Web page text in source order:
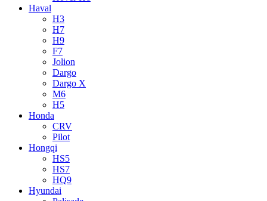
Haval
H3
H7
H9
F7
Jolion
Dargo
Dargo X
M6
H5
Honda
CRV
Pilot
Hongqi
HS5
HS7
HQ9
Hyundai